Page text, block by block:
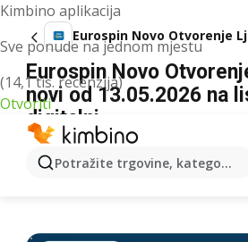
Kimbino aplikacija
Sve ponude na jednom mjestu
(14,1 tis. recenzija)
Otvoriti
Potražite trgovine, kategorije,
Eurospin Novo Otvorenje
Eurospin Novo
novi od 13.05.2026 na
digitalni